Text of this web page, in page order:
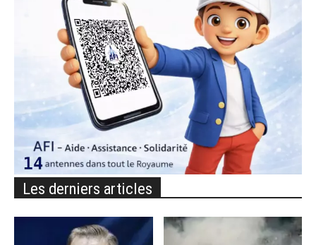
Les derniers articles